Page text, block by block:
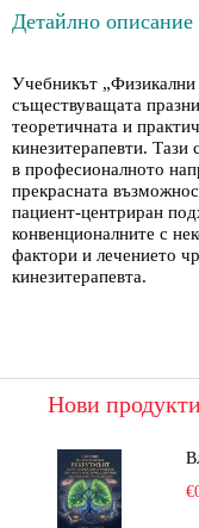
Детайлно описание
Учебникът „Физикални
съществуващата
теоретичната и
кинезитерапевти. Тази
в професионалното
прекрасната
пациент-центриран
конвенционалните с
фактори и лечението
кинезитерапевта.
Нови